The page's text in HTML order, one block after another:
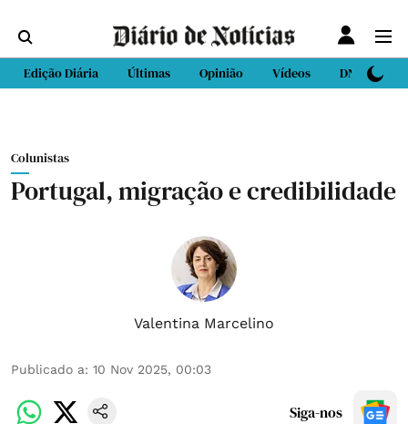
Edição Diária Últimas Opinião Vídeos DN Sport
Colunistas
Portugal, migração e credibilidade
Valentina Marcelino
Publicado a: 10 Nov 2025, 00:03
Siga-nos